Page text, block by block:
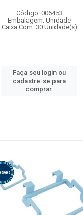
Código: 006453
Embalagem: Unidade
Caixa Com: 30 Unidade(s)
Faça seu login ou
cadastre-se para
comprar.